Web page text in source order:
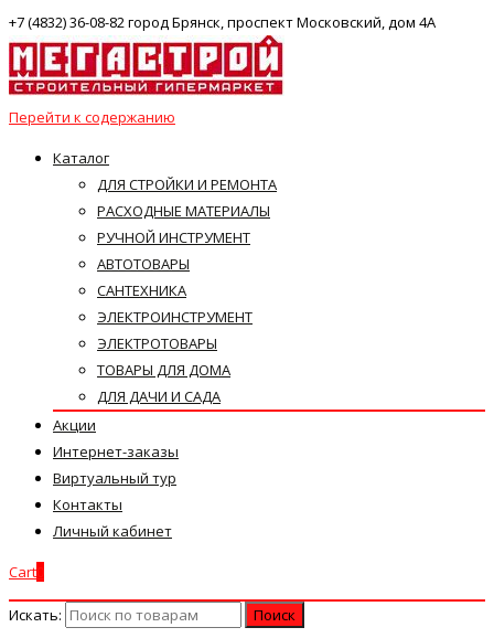
+7 (4832) 36-08-82 город Брянск, проспект Московский, дом 4А
Перейти к содержанию
Каталог
ДЛЯ СТРОЙКИ И РЕМОНТА
РАСХОДНЫЕ МАТЕРИАЛЫ
РУЧНОЙ ИНСТРУМЕНТ
АВТОТОВАРЫ
САНТЕХНИКА
ЭЛЕКТРОИНСТРУМЕНТ
ЭЛЕКТРОТОВАРЫ
ТОВАРЫ ДЛЯ ДОМА
ДЛЯ ДАЧИ И САДА
Акции
Интернет-заказы
Виртуальный тур
Контакты
Личный кабинет
Cart
Искать: